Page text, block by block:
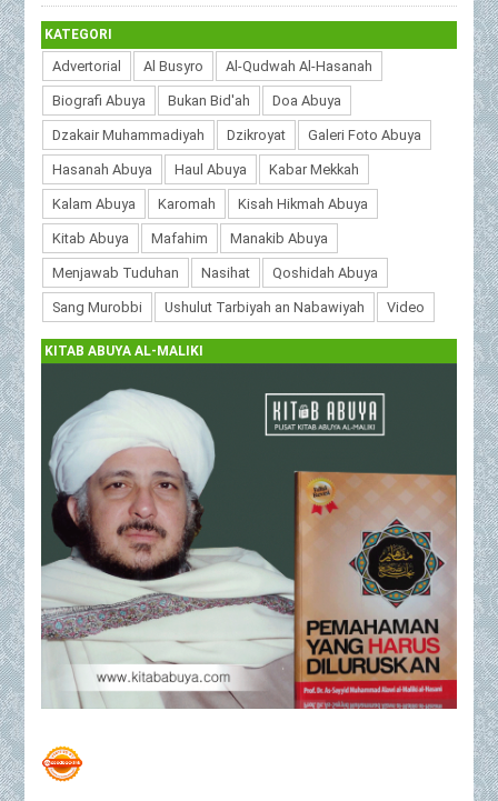
MuhibbinAbuya.Com - Kekaromahan Abuya As S...
KATEGORI
Advertorial Al Busyro Al-Qudwah Al-Hasanah
Biografi Abuya Bukan Bid'ah Doa Abuya
Dzakair Muhammadiyah Dzikroyat Galeri Foto Abuya
Hasanah Abuya Haul Abuya Kabar Mekkah
Kalam Abuya Karomah Kisah Hikmah Abuya
Kitab Abuya Mafahim Manakib Abuya
Menjawab Tuduhan Nasihat Qoshidah Abuya
Sang Murobbi Ushulut Tarbiyah an Nabawiyah Video
KITAB ABUYA AL-MALIKI